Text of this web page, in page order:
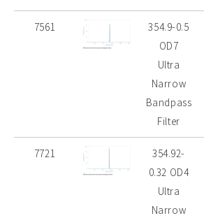
7561
354.9-0.5
OD7
Ultra
Narrow
Bandpass
Filter
7721
354.92-
0.32 OD4
Ultra
Narrow